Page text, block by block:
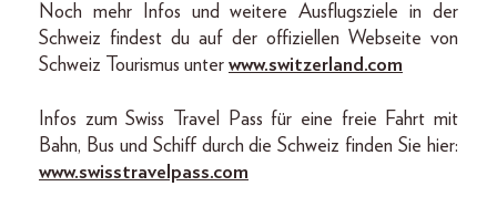
Noch mehr Infos und weitere Ausflugsziele in der
Schweiz findest du auf der offiziellen Webseite von
Schweiz Tourismus unter www.switzerland.com
Infos zum Swiss Travel Pass für eine freie Fahrt mit
Bahn, Bus und Schiff durch die Schweiz finden Sie hier:
www.swisstravelpass.com